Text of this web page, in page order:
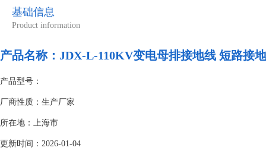
基础信息
Product information
产品名称： JDX-L-110KV变电母排接地线 短路接
产品型号：
厂商性质：生产厂家
所在地：上海市
更新时间：2026-01-04